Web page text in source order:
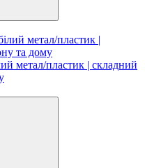
метал/пластик | складний